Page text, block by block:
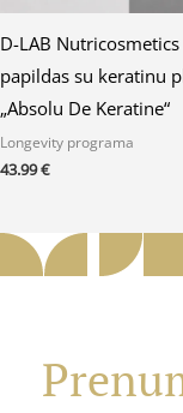
D-LAB
papildas su keratinu
„Absolu De Keratine“
Longevity programa
43.99€